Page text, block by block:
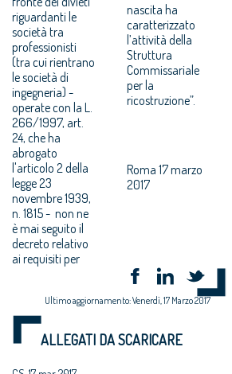
riguardanti le
società tra
professionisti
(tra cui rientrano
le società di
ingegneria) -
operate con la L.
266/1997, art.
24, che ha
abrogato
l'articolo 2 della
legge 23
novembre 1939,
n. 1815 - non ne
è mai seguito il
decreto relativo
ai requisiti per
nascita ha
caratterizzato
l’attività della
Struttura
Commissariale
per la
ricostruzione”.
Roma 17 marzo
2017
Ultimo aggiornamento: Venerdì, 17 Marzo 2017
ALLEGATI DA SCARICARE